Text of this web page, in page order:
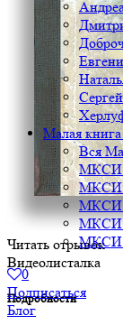
Малая
Вся
МКСИ:
МКСИ:
МКСИ:
МКСИ:
МКСИ:
0
Подписаться
Блог
Читать отрывок
Видеолисталка
Подробности